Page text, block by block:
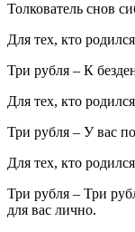
Толкователь снов
Для тех, кто
Три рубля – К
Для тех, кто
Три рубля – У вас
Для тех, кто
Три рубля – Три
для вас лично.